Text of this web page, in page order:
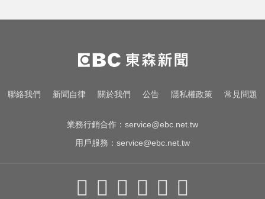
「扭曲變形」男駕駛受困亡
民進黨資深前輩辭世！前彰化市代
蔡裕昌罹癌 享壽71歲
MLB／費爾柴德一度成自由球員 簽
聯絡我們 新聞自律 關於我們 公告 隱私權政策 常見問題
業務行銷合作： service@ebc.net.tw
用戶服務： service@ebc.net.tw